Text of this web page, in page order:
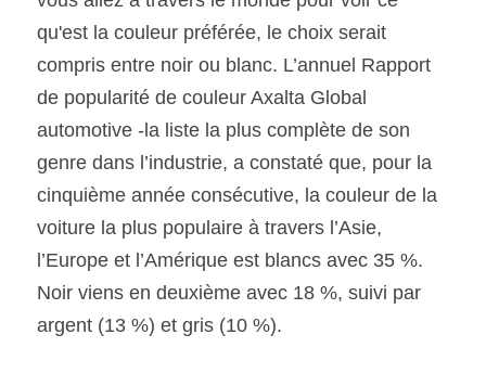
SOUMISSION RAPIDE
ASSURANCE
qu'est la couleur préférée, le choix serait
compris entre noir ou blanc. L’annuel Rapport
de popularité de couleur Axalta Global
automotive -la liste la plus complète de son
genre dans l’industrie, a constaté que, pour la
cinquième année consécutive, la couleur de la
voiture la plus populaire à travers l’Asie,
l’Europe et l’Amérique est blancs avec 35 %.
Noir viens en deuxième avec 18 %, suivi par
argent (13 %) et gris (10 %).